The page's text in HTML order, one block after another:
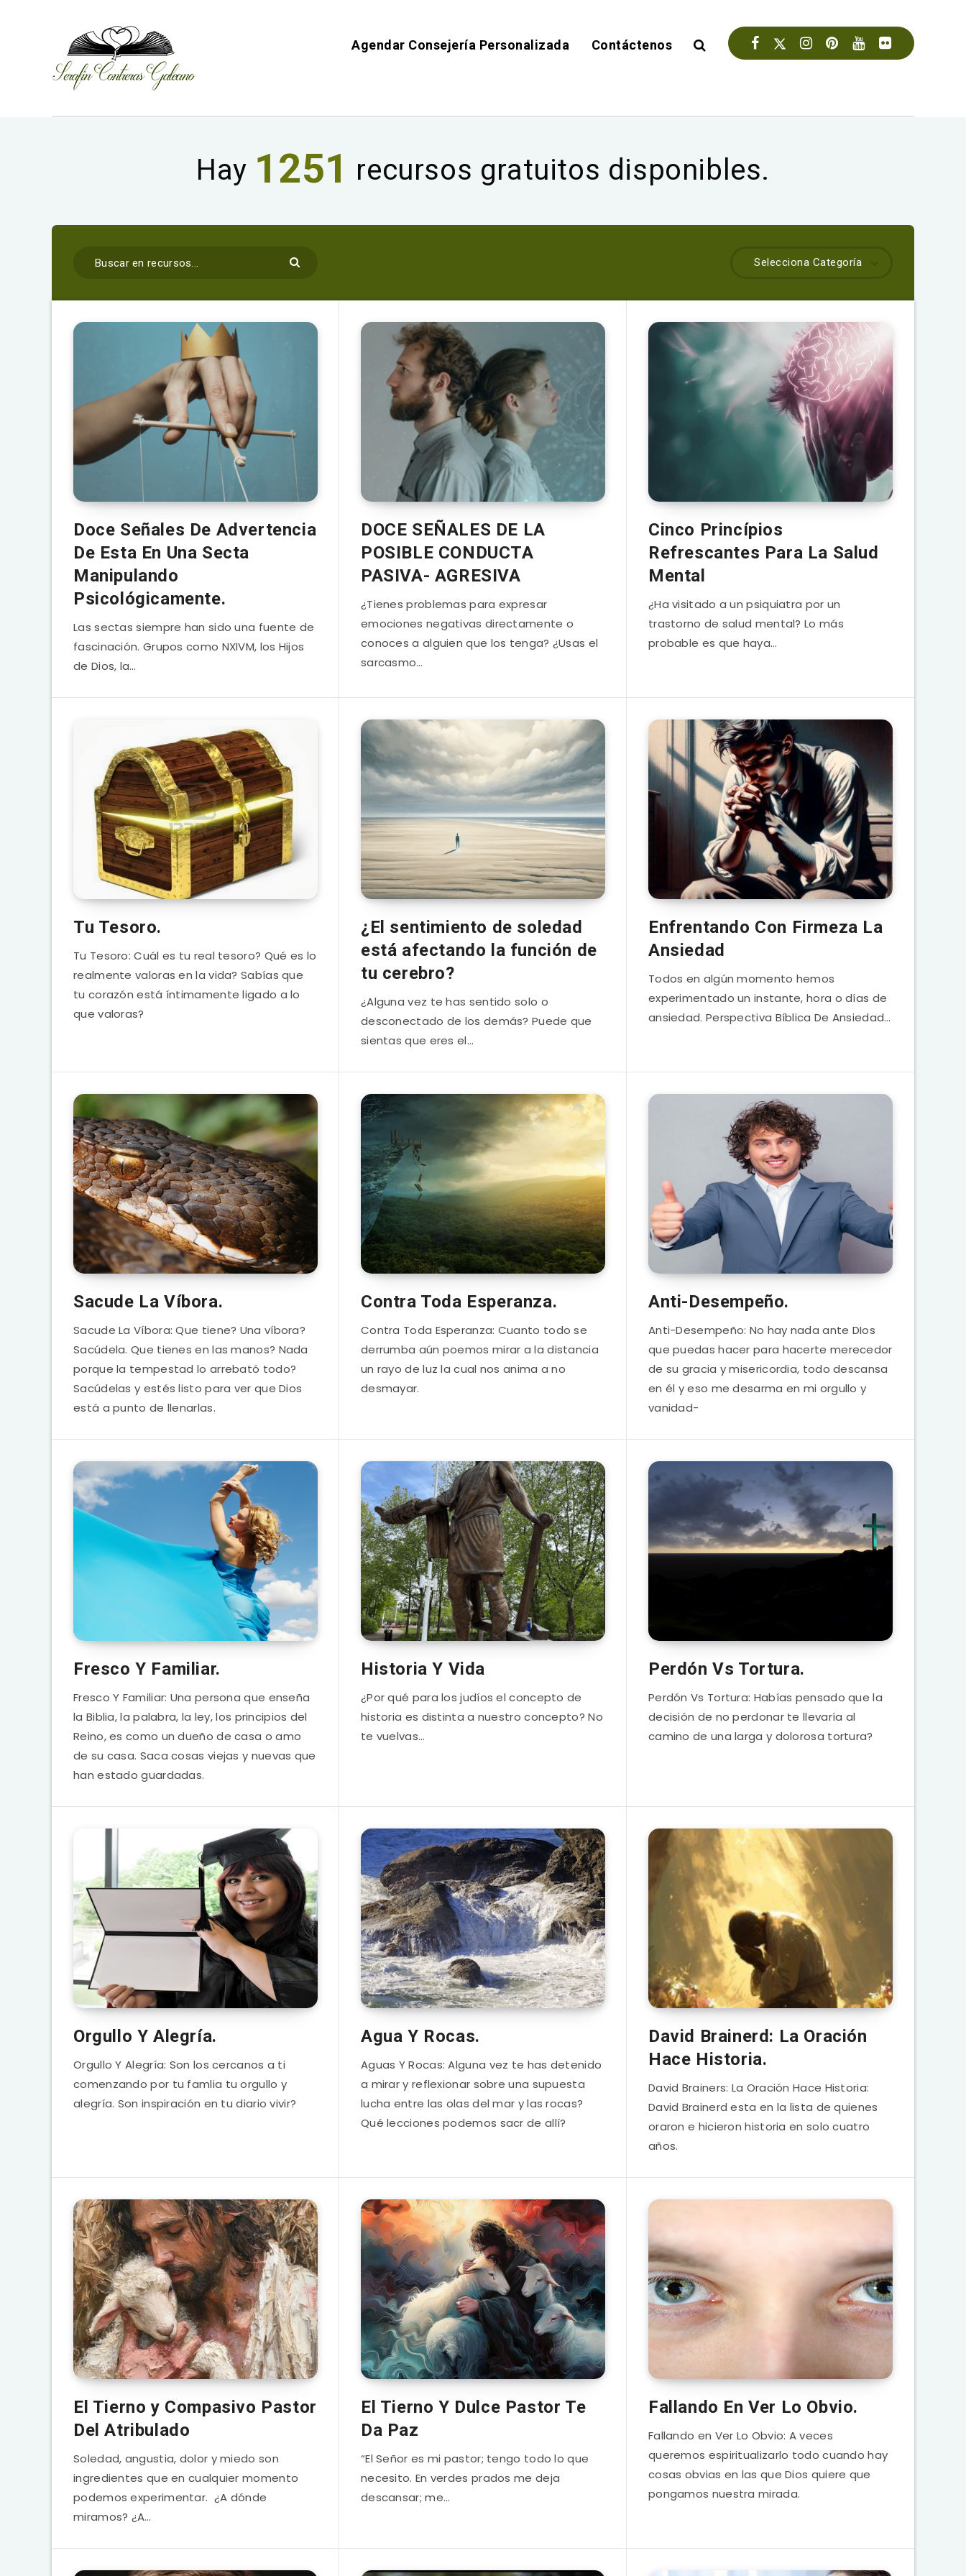
Agendar Consejería Personalizada Contáctenos
Hay 1251 recursos gratuitos disponibles.
Selecciona Categoría
Doce Señales De Advertencia
De Esta En Una Secta
Manipulando
Psicológicamente.
Las sectas siempre han sido una fuente de
fascinación. Grupos como NXIVM, los Hijos
de Dios, la…
DOCE SEÑALES DE LA
POSIBLE CONDUCTA
PASIVA- AGRESIVA
¿Tienes problemas para expresar
emociones negativas directamente o
conoces a alguien que los tenga? ¿Usas el
sarcasmo…
Cinco Princípios
Refrescantes Para La Salud
Mental
¿Ha visitado a un psiquiatra por un
trastorno de salud mental? Lo más
probable es que haya…
Tu Tesoro.
Tu Tesoro: Cuál es tu real tesoro? Qué es lo
realmente valoras en la vida? Sabías que
tu corazón está íntimamente ligado a lo
que valoras?
¿El sentimiento de soledad
está afectando la función de
tu cerebro?
¿Alguna vez te has sentido solo o
desconectado de los demás? Puede que
sientas que eres el…
Enfrentando Con Firmeza La
Ansiedad
Todos en algún momento hemos
experimentado un instante, hora o días de
ansiedad. Perspectiva Bíblica De Ansiedad…
Sacude La Víbora.
Sacude La Víbora: Que tiene? Una víbora?
Sacúdela. Que tienes en las manos? Nada
porque la tempestad lo arrebató todo?
Sacúdelas y estés listo para ver que Dios
está a punto de llenarlas.
Contra Toda Esperanza.
Contra Toda Esperanza: Cuanto todo se
derrumba aún poemos mirar a la distancia
un rayo de luz la cual nos anima a no
desmayar.
Anti-Desempeño.
Anti-Desempeño: No hay nada ante DIos
que puedas hacer para hacerte merecedor
de su gracia y misericordia, todo descansa
en él y eso me desarma en mi orgullo y
vanidad-
Fresco Y Familiar.
Fresco Y Familiar: Una persona que enseña
la Biblia, la palabra, la ley, los principios del
Reino, es como un dueño de casa o amo
de su casa. Saca cosas viejas y nuevas que
han estado guardadas.
Historia Y Vida
¿Por qué para los judíos el concepto de
historia es distinta a nuestro concepto? No
te vuelvas…
Perdón Vs Tortura.
Perdón Vs Tortura: Habías pensado que la
decisión de no perdonar te llevaría al
camino de una larga y dolorosa tortura?
Orgullo Y Alegría.
Orgullo Y Alegría: Son los cercanos a ti
comenzando por tu famlia tu orgullo y
alegría. Son inspiración en tu diario vivir?
Agua Y Rocas.
Aguas Y Rocas: Alguna vez te has detenido
a mirar y reflexionar sobre una supuesta
lucha entre las olas del mar y las rocas?
Qué lecciones podemos sacr de allí?
David Brainerd: La Oración
Hace Historia.
David Brainers: La Oración Hace Historia:
David Brainerd esta en la lista de quienes
oraron e hicieron historia en solo cuatro
años.
El Tierno y Compasivo Pastor
Del Atribulado
Soledad, angustia, dolor y miedo son
ingredientes que en cualquier momento
podemos experimentar. ¿A dónde
miramos? ¿A…
El Tierno Y Dulce Pastor Te
Da Paz
“El Señor es mi pastor; tengo todo lo que
necesito. En verdes prados me deja
descansar; me…
Fallando En Ver Lo Obvio.
Fallando en Ver Lo Obvio: A veces
queremos espiritualizarlo todo cuando hay
cosas obvias en las que Dios quiere que
pongamos nuestra mirada.